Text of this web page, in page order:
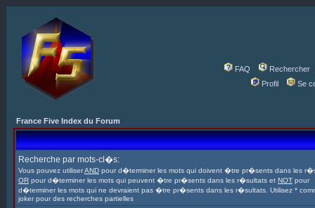
FAQ
Rechercher
Profil
Se
France Five Index du Forum
Recherche par mots-cl�s:
Vous pouvez utiliserAND pour d�terminer les mots qui doivent �tre pr�sents dans les
OR pour d�terminer les mots qui peuvent �tre pr�sents dans les r�sultats et NOT pour
d�terminer les mots qui ne devraient pas �tre pr�sents dans les r�sultats. Utilisez *
joker pour des recherches partielles